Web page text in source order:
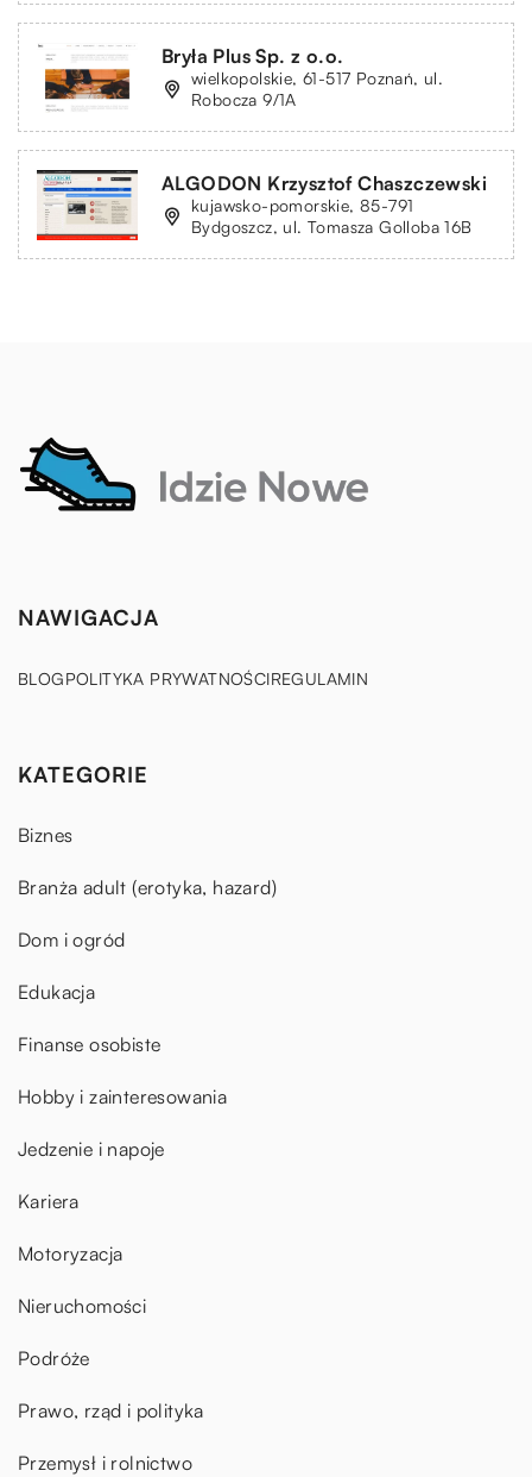
Bryła Plus Sp. z o.o.
wielkopolskie, 61-517 Poznań, ul.
Robocza 9/1A
ALGODON Krzysztof Chaszczewski
kujawsko-pomorskie, 85-791
Bydgoszcz, ul. Tomasza Golloba 16B
NAWIGACJA
BLOGPOLITYKA PRYWATNOŚCIREGULAMIN
KATEGORIE
Biznes
Branża adult (erotyka, hazard)
Dom i ogród
Edukacja
Finanse osobiste
Hobby i zainteresowania
Jedzenie i napoje
Kariera
Motoryzacja
Nieruchomości
Podróże
Prawo, rząd i polityka
Przemysł i rolnictwo